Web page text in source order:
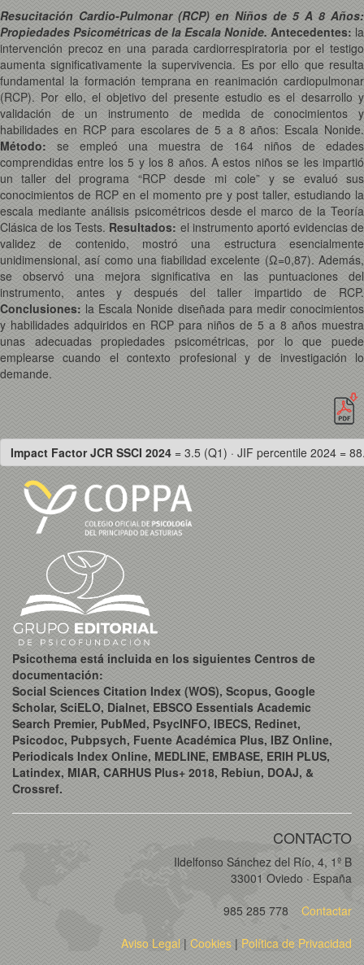
Resucitación Cardio-Pulmonar (RCP) en Niños de 5 A 8 Años:
Propiedades Psicométricas de la Escala Nonide. Antecedentes: la
intervención precoz en una parada cardiorrespiratoria por el testigo
aumenta significativamente la supervivencia. Es por ello que resulta
fundamental la formación temprana en reanimación cardiopulmonar
(RCP). Por ello, el objetivo del presente estudio es el desarrollo y
validación de un instrumento de medida de conocimientos y
habilidades en RCP para escolares de 5 a 8 años: Escala Nonide.
Método: se empleó una muestra de 164 niños de edades
comprendidas entre los 5 y los 8 años. A estos niños se les impartió
un taller del programa “RCP desde mi cole” y se evaluó sus
conocimientos de RCP en el momento pre y post taller, estudiando la
escala mediante análisis psicométricos desde el marco de la Teoría
Clásica de los Tests. Resultados: el instrumento aportó evidencias de
validez de contenido, mostró una estructura esencialmente
unidimensional, así como una fiabilidad excelente (Ω=0,87). Además,
se observó una mejora significativa en las puntuaciones del
instrumento, antes y después del taller impartido de RCP.
Conclusiones: la Escala Nonide diseñada para medir conocimientos
y habilidades adquiridos en RCP para niños de 5 a 8 años muestra
unas adecuadas propiedades psicométricas, por lo que puede
emplearse cuando el contexto profesional y de investigación lo
demande.
Impact Factor JCR SSCI 2024 = 3.5 (Q1) · JIF percentile 2024 =
Psicothema está incluida en los siguientes Centros de
documentación:
Social Sciences Citation Index (WOS), Scopus, Google
Scholar, SciELO, Dialnet, EBSCO Essentials Academic
Search Premier, PubMed, PsycINFO, IBECS, Redinet,
Psicodoc, Pubpsych, Fuente Académica Plus, IBZ Online,
Periodicals Index Online, MEDLINE, EMBASE, ERIH PLUS,
Latindex, MIAR, CARHUS Plus+ 2018, Rebiun, DOAJ, &
Crossref.
CONTACTO
Ildelfonso Sánchez del Río, 4, 1º B
33001 Oviedo · España
985 285 778
Contactar
Aviso Legal| Cookies | Política de Privacidad